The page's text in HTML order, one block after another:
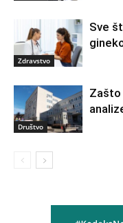
Zdravstvo
Sve
Društvo
Zašto